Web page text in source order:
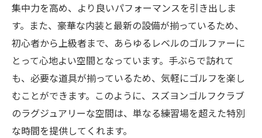
インストラクターのサポートで安心上達
体験コースの流れと利用者の声
初心者向けの特別レッスンを提供
スズヨンゴルフクラブでの初体験を楽しむ
ポイント
プライベート空間で集中練習！スズヨンゴルフ
クラブの完全個室インドアゴルフ
集中力を高め、より良いパフォーマンスを引き出しま
す。また、豪華な内装と最新の設備が揃っているため、
初心者から上級者まで、あらゆるレベルのゴルファーに
とって心地よい空間となっています。手ぶらで訪れて
も、必要な道具が揃っているため、気軽にゴルフを楽し
むことができます。このように、スズヨンゴルフクラブ
のラグジュアリーな空間は、単なる練習場を超えた特別
な時間を提供してくれます。